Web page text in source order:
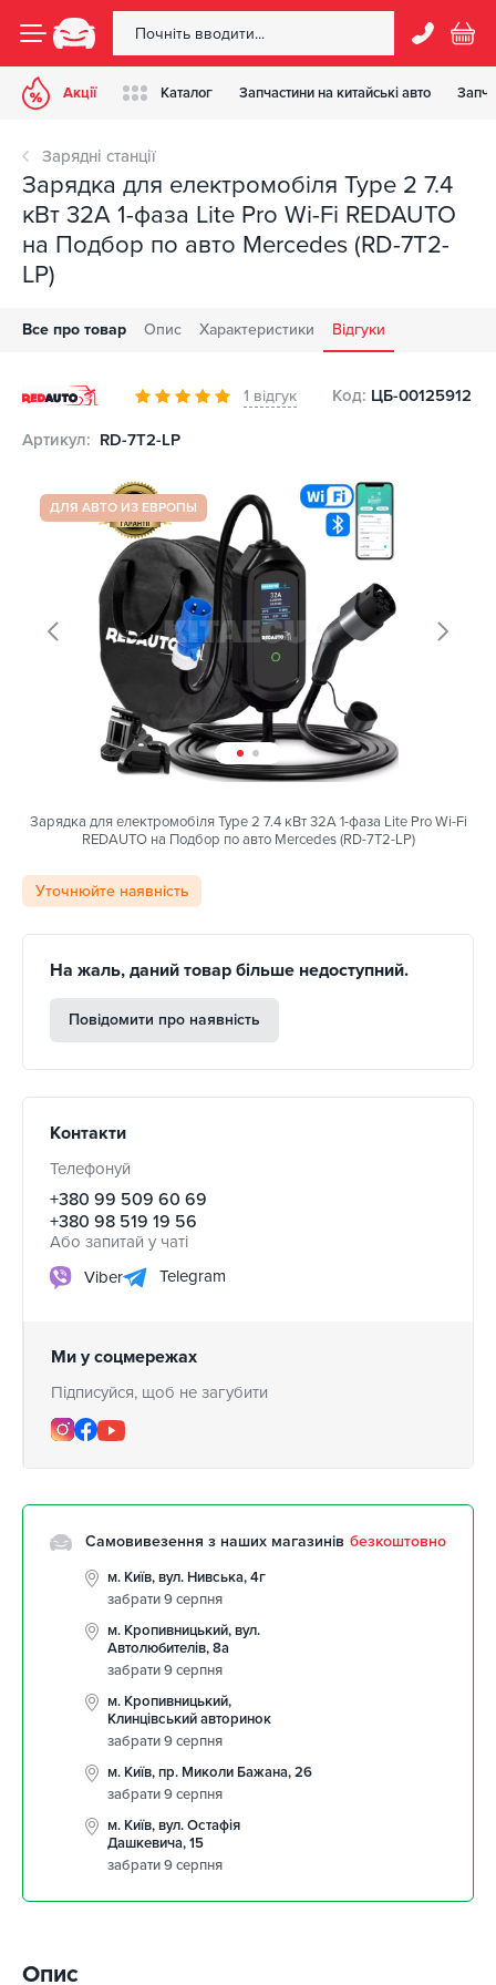
Акції Каталог Запчастини на китайські авто
Зарядні станції
Зарядка для електромобіля Type 2 7.4
кВт 32А 1-фаза Lite Pro Wi-Fi REDAUTO
на Подбор по авто Mercedes (RD-7T2-
LP)
Все про товар Опис Характеристики Відгуки
1 відгук Код: ЦБ-00125912
Артикул: RD-7T2-LP
ДЛЯ АВТО ИЗ ЕВРОПЫ
Зарядка для електромобіля Type 2 7.4 кВт 32А 1-фаза Lite Pro Wi-Fi
REDAUTO на Подбор по авто Mercedes (RD-7T2-LP)
Уточнюйте наявність
На жаль, даний товар більше недоступний.
Повідомити про наявність
Контакти
Телефонуй
+380 99 509 60 69
+380 98 519 19 56
Або запитай у чаті
Viber
Telegram
Ми у соцмережах
Підписуйся, щоб не загубити
Самовивезення з наших магазинів безкоштовно
м. Київ, вул. Нивська, 4г
забрати 9 серпня
м. Кропивницький, вул.
Автолюбителів, 8а
забрати 9 серпня
м. Кропивницький,
Клинцівський авторинок
забрати 9 серпня
м. Київ, пр. Миколи Бажана, 26
забрати 9 серпня
м. Київ, вул. Остафія
Дашкевича, 15
забрати 9 серпня
Опис